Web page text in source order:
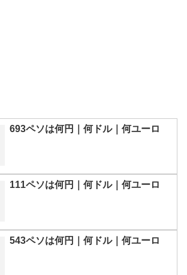
693ペソは何円｜何ドル｜何ユーロ
111ペソは何円｜何ドル｜何ユーロ
543ペソは何円｜何ドル｜何ユーロ